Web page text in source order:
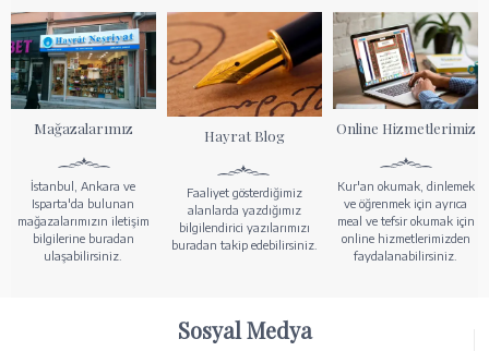
Mağazalarımız
İstanbul, Ankara ve
Isparta'da bulunan
mağazalarımızın iletişim
bilgilerine buradan
ulaşabilirsiniz.
Hayrat Blog
Faaliyet gösterdiğimiz
alanlarda yazdığımız
bilgilendirici yazılarımızı
buradan takip edebilirsiniz.
Online Hizmetlerimiz
Kur'an okumak, dinlemek
ve öğrenmek için ayrıca
meal ve tefsir okumak için
online hizmetlerimizden
faydalanabilirsiniz.
Sosyal Medya